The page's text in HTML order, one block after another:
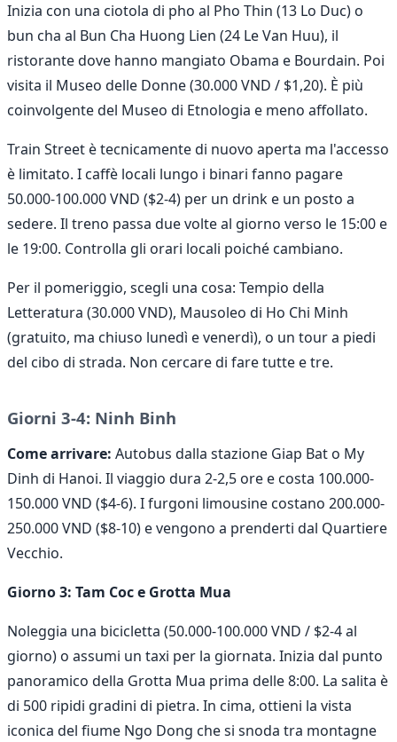
Inizia con una ciotola di pho al Pho Thin (13 Lo Duc) o
bun cha al Bun Cha Huong Lien (24 Le Van Huu), il
ristorante dove hanno mangiato Obama e Bourdain. Poi
visita il Museo delle Donne (30.000 VND / $1,20). È più
coinvolgente del Museo di Etnologia e meno affollato.
Train Street è tecnicamente di nuovo aperta ma l'accesso
è limitato. I caffè locali lungo i binari fanno pagare
50.000-100.000 VND ($2-4) per un drink e un posto a
sedere. Il treno passa due volte al giorno verso le 15:00 e
le 19:00. Controlla gli orari locali poiché cambiano.
Per il pomeriggio, scegli una cosa: Tempio della
Letteratura (30.000 VND), Mausoleo di Ho Chi Minh
(gratuito, ma chiuso lunedì e venerdì), o un tour a piedi
del cibo di strada. Non cercare di fare tutte e tre.
Giorni 3-4: Ninh Binh
Come arrivare: Autobus dalla stazione Giap Bat o My
Dinh di Hanoi. Il viaggio dura 2-2,5 ore e costa 100.000-
150.000 VND ($4-6). I furgoni limousine costano 200.000-
250.000 VND ($8-10) e vengono a prenderti dal Quartiere
Vecchio.
Giorno 3: Tam Coc e Grotta Mua
Noleggia una bicicletta (50.000-100.000 VND / $2-4 al
giorno) o assumi un taxi per la giornata. Inizia dal punto
panoramico della Grotta Mua prima delle 8:00. La salita è
di 500 ripidi gradini di pietra. In cima, ottieni la vista
iconica del fiume Ngo Dong che si snoda tra montagne